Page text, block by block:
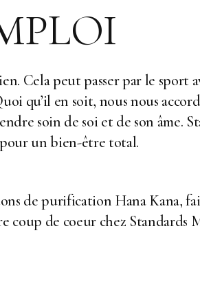
Cela peut passer par le sport
qu’il en soit, nous nous
soin de soi et de son âme.
un bien-être total.
de purification Hana Kana,
de coeur chez Standards